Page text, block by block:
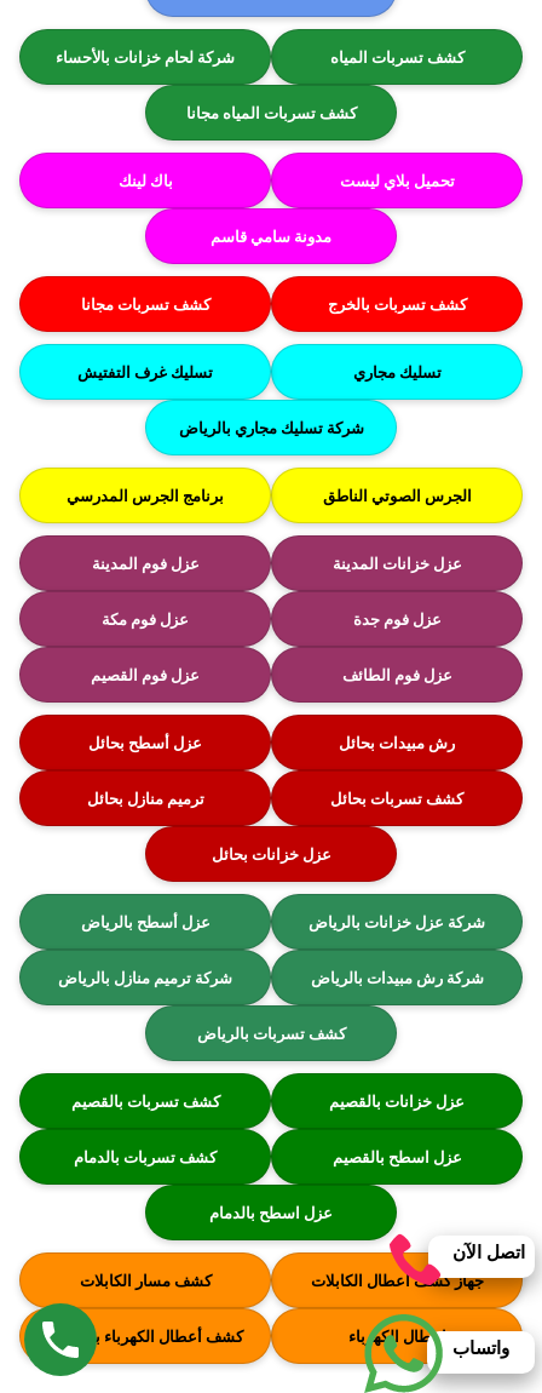
واتساب
اتصل الآن
كشف تسربات المياه شركة لحام خزانات بالأحساء
كشف تسربات المياه مجانا
تحميل بلاي ليست باك لينك
مدونة سامي قاسم
كشف تسربات بالخرج كشف تسربات مجانا
تسليك مجاري تسليك غرف التفتيش
شركة تسليك مجاري بالرياض
الجرس الصوتي الناطق برنامج الجرس المدرسي
عزل خزانات المدينة عزل فوم المدينة
عزل فوم جدة عزل فوم مكة
عزل فوم الطائف عزل فوم القصيم
رش مبيدات بحائل عزل أسطح بحائل
كشف تسربات بحائل ترميم منازل بحائل
عزل خزانات بحائل
شركة عزل خزانات بالرياض عزل أسطح بالرياض
شركة رش مبيدات بالرياض شركة ترميم منازل بالرياض
كشف تسربات بالرياض
عزل خزانات بالقصيم كشف تسربات بالقصيم
عزل اسطح بالقصيم كشف تسربات بالدمام
عزل اسطح بالدمام
جهاز كشف اعطال الكابلات كشف مسار الكابلات
اعطال الكهرباء كشف أعطال الكهرباء بالرياض